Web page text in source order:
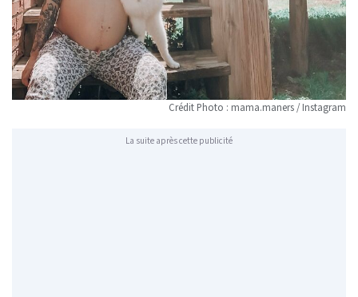
Crédit Photo : mama.maners / Instagram
La suite après cette publicité